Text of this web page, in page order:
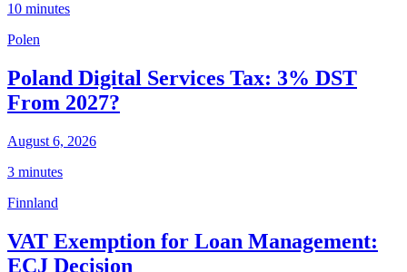
10 minutes
Polen
Poland Digital Services Tax: 3% DST
From 2027?
August 6, 2026
3 minutes
Finnland
VAT Exemption for Loan Management:
ECJ Decision